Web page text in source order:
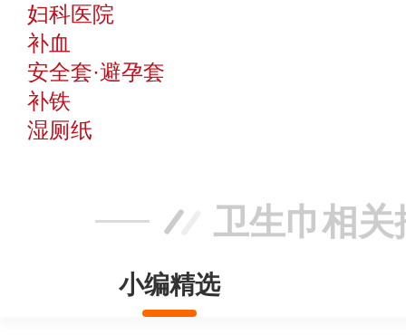
妇科医院
补血
安全套·避孕套
补铁
湿厕纸
卫生巾相关
小编精选